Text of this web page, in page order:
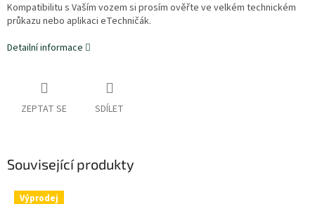
Kompatibilitu s Vaším vozem si prosím ověřte ve velkém technickém
průkazu nebo aplikaci eTechničák.
Detailní informace
ZEPTAT SE SDÍLET
Související produkty
Výprodej